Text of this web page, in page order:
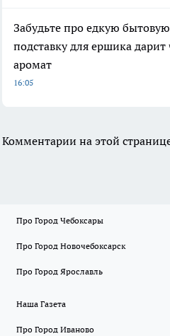
Забудьте про едкую
подставку для ершика
аромат
16:05
Комментарии на этой
Про Город Чебоксары
Про Город Новочебоксарск
Про Город Ярославль
Наша Газета
Про Город Иваново